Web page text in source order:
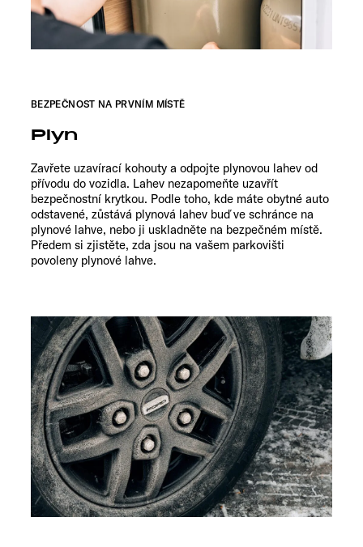
BEZPEČNOST NA PRVNÍM MÍSTĚ
Plyn
Zavřete uzavírací kohouty a odpojte plynovou lahev od
přívodu do vozidla. Lahev nezapomeňte uzavřít
bezpečnostní krytkou. Podle toho, kde máte obytné auto
odstavené, zůstává plynová lahev buď ve schránce na
plynové lahve, nebo ji uskladněte na bezpečném místě.
Předem si zjistěte, zda jsou na vašem parkovišti
povoleny plynové lahve.